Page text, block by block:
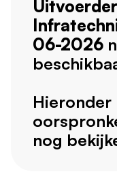
Uitvoerder
06-2026
Hieronder
nog